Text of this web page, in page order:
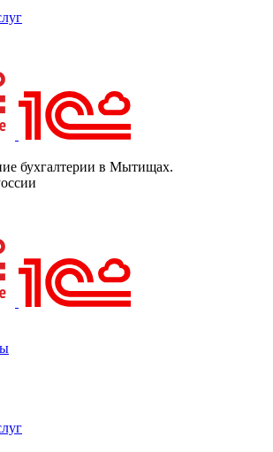
бухгалтерии в Мытищах.